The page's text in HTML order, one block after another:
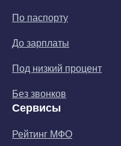
По паспорту
До зарплаты
Под низкий процент
Без звонков
Сервисы
Рейтинг МФО